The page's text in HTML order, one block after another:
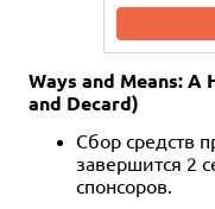
Ways and Means: A
and Decard)
Сбор средств
завершится 2
спонсоров.